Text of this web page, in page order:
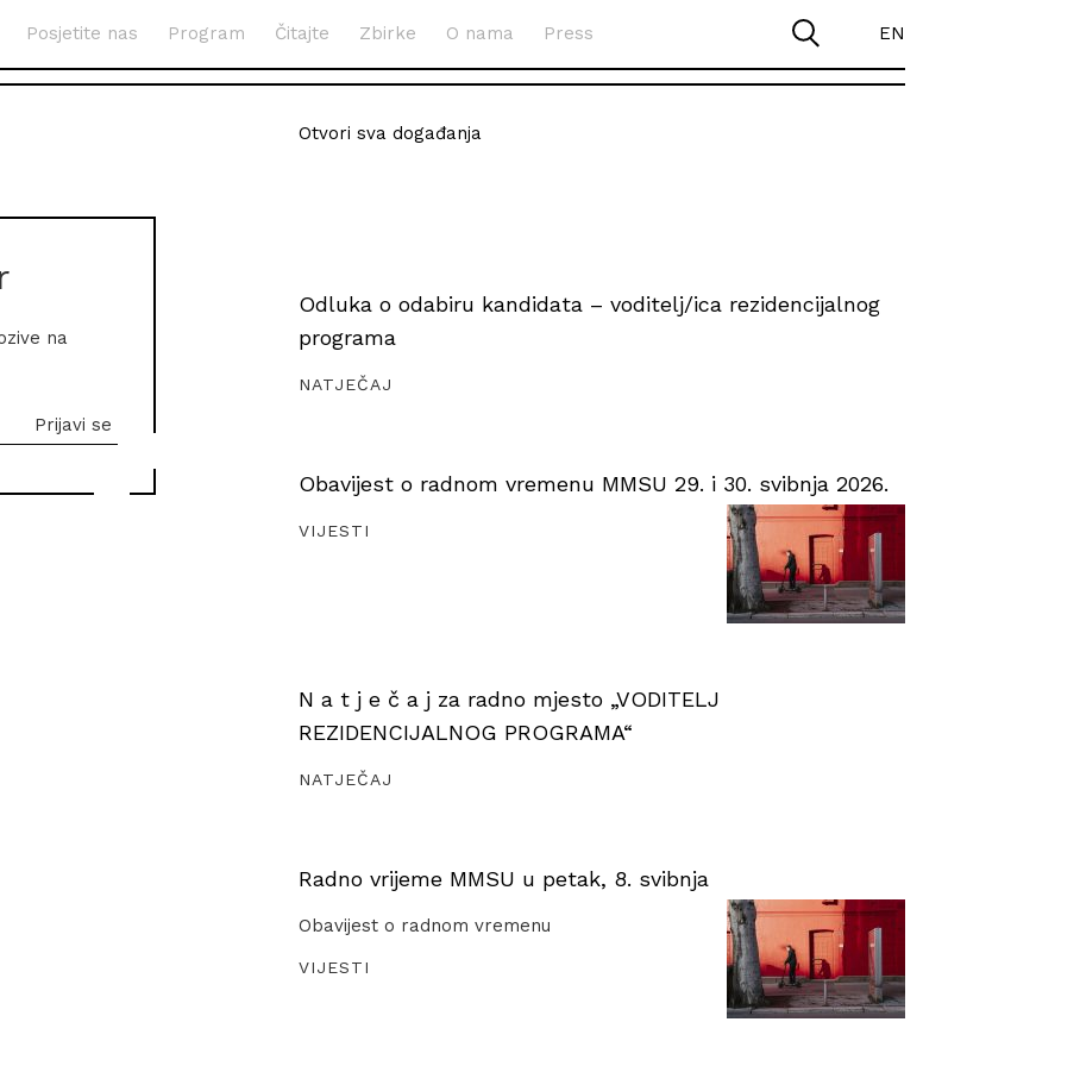
Posjetite nas Program Čitajte Zbirke O nama Press EN
na
Otvori sva događanja
Odluka o odabiru kandidata – voditelj/ica rezidencijalnog
programa
NATJEČAJ
Obavijest o radnom vremenu MMSU 29. i 30. svibnja 2026.
VIJESTI
N a t j e č a j za radno mjesto „VODITELJ
REZIDENCIJALNOG PROGRAMA“
NATJEČAJ
Radno vrijeme MMSU u petak, 8. svibnja
Obavijest o radnom vremenu
VIJESTI